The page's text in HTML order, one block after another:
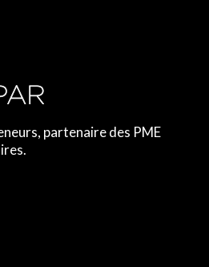
partenaire des PME